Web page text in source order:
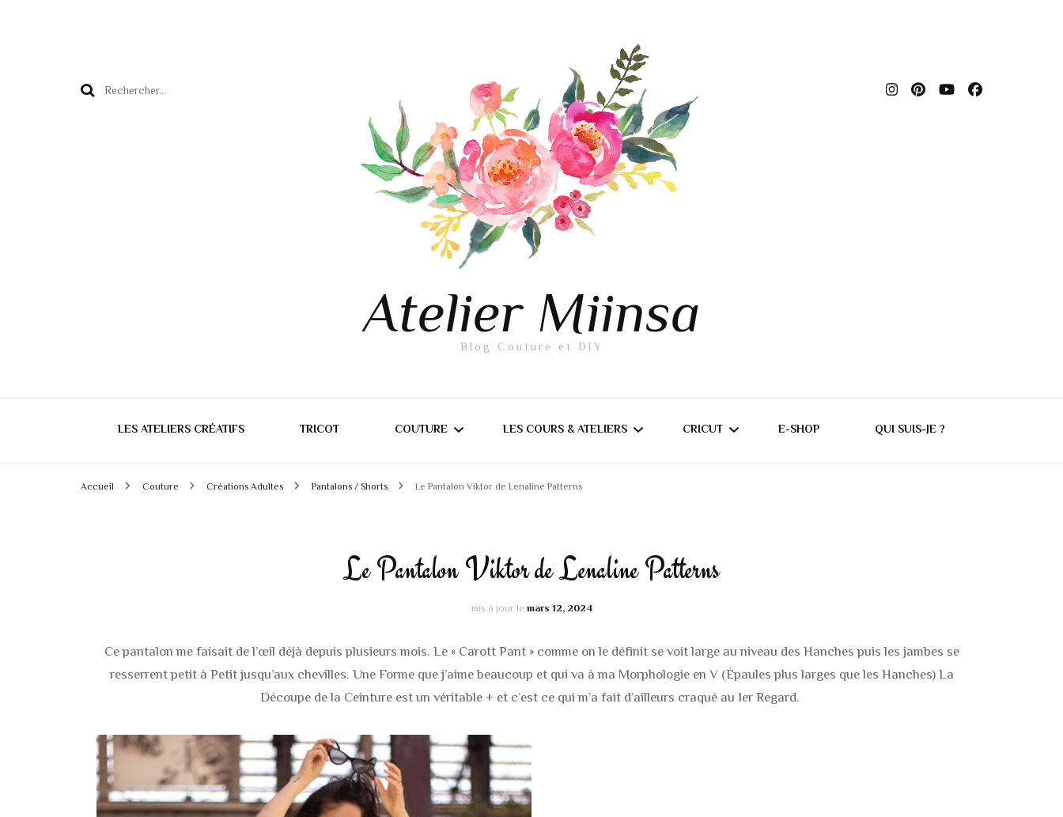
Rechercher :
Atelier Miinsa
Blog Couture et DIY
LES ATELIERS CRÉATIFS TRICOT COUTURE
JOURNAL COUTURE
HAUTS DIVERS
CRÉATIONS BÉBÉS /
ENFANTS
SWEATS / GILETS
LES COURS & ATELIERS
MERCERINE ORVAULT
CRICUT E-SHOP QUI SUIS-JE ?
Accueil Couture Créations Adultes Pantalons / Shorts Le Pantalon Viktor de Lenaline Patterns
Le Pantalon Viktor de Lenaline Patterns
mis à jour le mars 12, 2024
Ce pantalon me faisait de l’œil déjà depuis plusieurs mois. Le « Carott Pant » comme on le définit se voit large au niveau des Hanches puis les jambes se
resserrent petit à Petit jusqu’aux chevilles. Une Forme que j’aime beaucoup et qui va à ma Morphologie en V (Épaules plus larges que les Hanches) La
Découpe de la Ceinture est un véritable + et c’est ce qui m’a fait d’ailleurs craqué au 1er Regard.